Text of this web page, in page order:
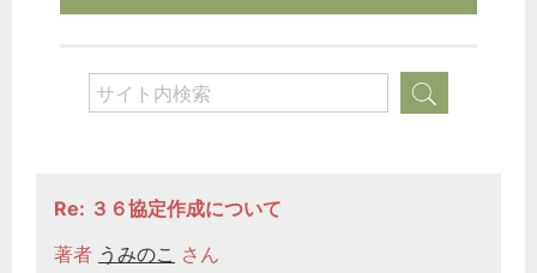
Re: ３６協定作成について
著者 うみのこ さん